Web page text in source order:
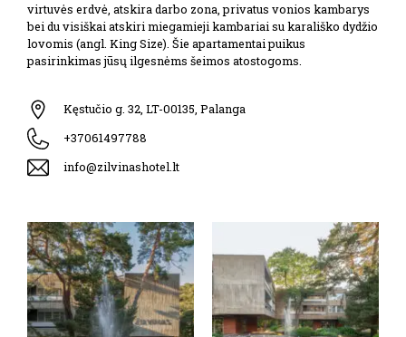
virtuvės erdvė, atskira darbo zona, privatus vonios kambarys
bei du visiškai atskiri miegamieji kambariai su karališko dydžio
lovomis (angl. King Size). Šie apartamentai puikus
pasirinkimas jūsų ilgesnėms šeimos atostogoms.
Kęstučio g. 32, LT-00135, Palanga
+37061497788
info@zilvinashotel.lt